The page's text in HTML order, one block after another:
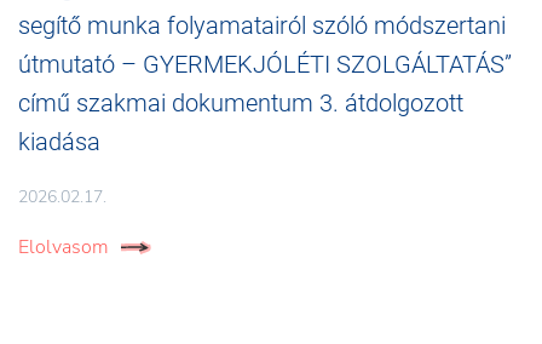
segítő munka folyamatairól szóló módszertani
útmutató – GYERMEKJÓLÉTI SZOLGÁLTATÁS”
című szakmai dokumentum 3. átdolgozott
kiadása
2026.02.17.
Elolvasom